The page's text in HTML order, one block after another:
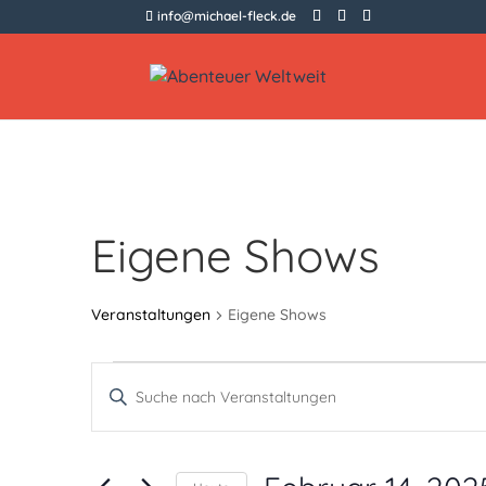
info@michael-fleck.de
Eigene Shows
Veranstaltungen Eigene Shows
Veranstaltungen
Veranstaltungen
Suche
Bitte
Suche